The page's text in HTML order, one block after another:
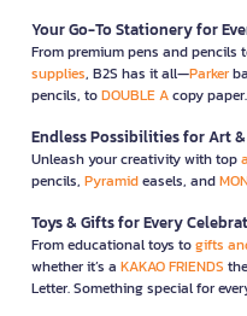
Your Go-To Stationery for
From premium pens and pencils
supplies, B2S has it all—Parker
pencils, toDOUBLE Acopy
Endless Possibilities for Art &
Unleash your creativity with top
pencils, Pyramideasels, and
Toys & Gifts for Every
From educational toys togifts
whether it’s a KAKAO FRIENDS
Letter. Something special for